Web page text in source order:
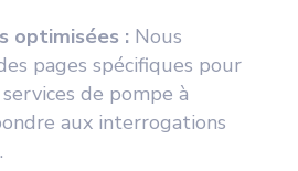
optimisées :Nous
pages spécifiques pour
de pompe à
aux interrogations